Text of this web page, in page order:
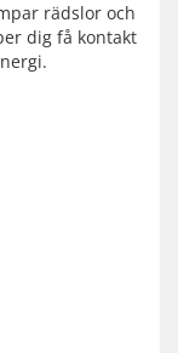
rädslor och
dig få kontakt